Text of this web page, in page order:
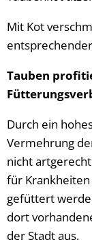
Mit Kot
Tauben
Durch ein
Vermehrung
nicht
für Krankheiten
gefüttert
dort
der Stadt aus.